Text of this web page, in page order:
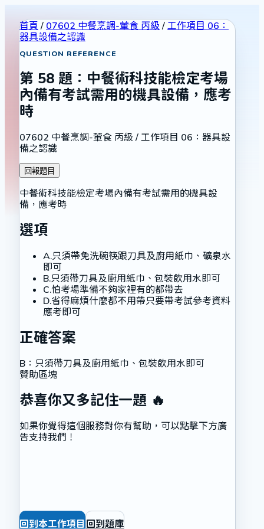
首頁 / 07602 中餐烹調-葷食 丙級 / 工作項目 06：
器具設備之認識
QUESTION REFERENCE
第 58 題： 中餐術科技能檢定考場
內備有考試需用的機具設備，應考
時
07602 中餐烹調-葷食 丙級 / 工作項目 06：器具設
備之認識
回報題目
中餐術科技能檢定考場內備有考試需用的機具設
備，應考時
選項
A.只須帶免洗碗筷跟刀具及廚用紙巾、礦泉水
即可
B.只須帶刀具及廚用紙巾、包裝飲用水即可
C.怕考場準備不夠家裡有的都帶去
D.省得麻煩什麼都不用帶只要帶考試參考資料
應考即可
正確答案
B ： 只須帶刀具及廚用紙巾、包裝飲用水即可
贊助區塊
恭喜你又多記住一題 🔥
如果你覺得這個服務對你有幫助，可以點擊下方廣
告支持我們！
回到本工作項目 回到題庫